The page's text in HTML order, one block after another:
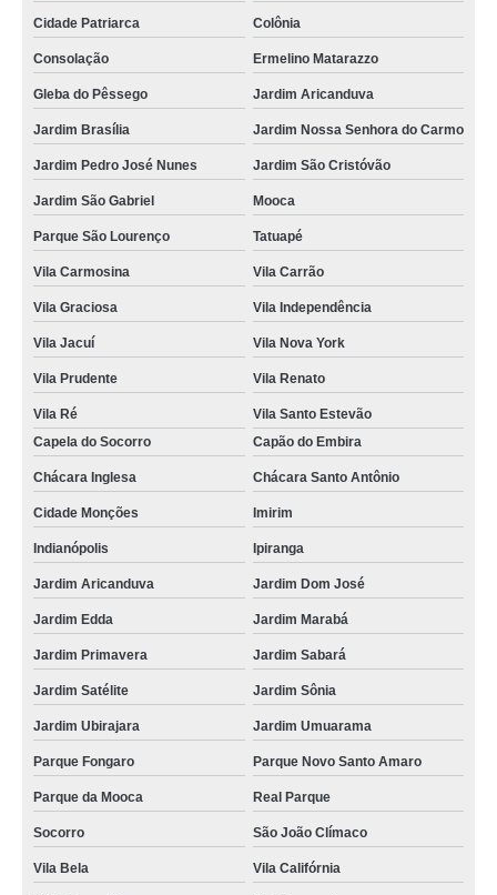
Cidade Patriarca Colônia
Consolação Ermelino Matarazzo
Gleba do Pêssego Jardim Aricanduva
Jardim Brasília Jardim Nossa Senhora do Carmo
Jardim Pedro José Nunes Jardim São Cristóvão
Jardim São Gabriel Mooca
Parque São Lourenço Tatuapé
Vila Carmosina Vila Carrão
Vila Graciosa Vila Independência
Vila Jacuí Vila Nova York
Vila Prudente Vila Renato
Vila Ré
Vila Santo Estevão
Capela do Socorro
Capão do Embira
Chácara Inglesa Chácara Santo Antônio
Cidade Monções Imirim
Indianópolis Ipiranga
Jardim Aricanduva Jardim Dom José
Jardim Edda Jardim Marabá
Jardim Primavera Jardim Sabará
Jardim Satélite Jardim Sônia
Jardim Ubirajara Jardim Umuarama
Parque Fongaro Parque Novo Santo Amaro
Parque da Mooca Real Parque
Socorro São João Clímaco
Vila Bela Vila Califórnia